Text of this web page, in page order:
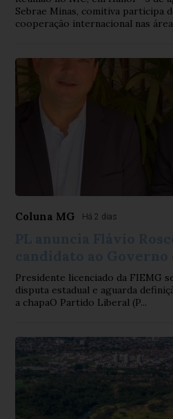
Sebrae Minas, comitiva participa
cooperação internacional nas
Coluna MG Há 2 dias
Presidente licenciado da FIEMG
disputa estadual e aguarda
a chapaO Partido Liberal (P...